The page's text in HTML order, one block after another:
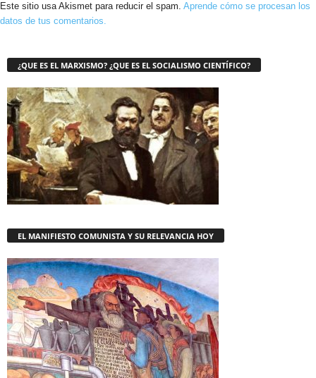
Este sitio usa Akismet para reducir el spam. Aprende cómo se procesan los
datos de tus comentarios.
¿QUE ES EL MARXISMO? ¿QUE ES EL SOCIALISMO CIENTÍFICO?
EL MANIFIESTO COMUNISTA Y SU RELEVANCIA HOY